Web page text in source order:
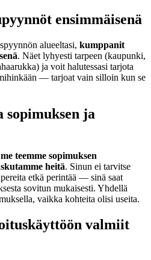
ensimmäisenä
alueeltasi, kumppanit
. Näet lyhyesti tarpeen (kaupunki,
ja voit halutessasi tarjota
— tarjoat vain silloin kun se
sopimuksen ja
me teemme sopimuksen
heitä. Sinun ei tarvitse
etkä perintää — sinä saat
sovitun mukaisesti. Yhdellä
vaikka kohteita olisi useita.
valmiit